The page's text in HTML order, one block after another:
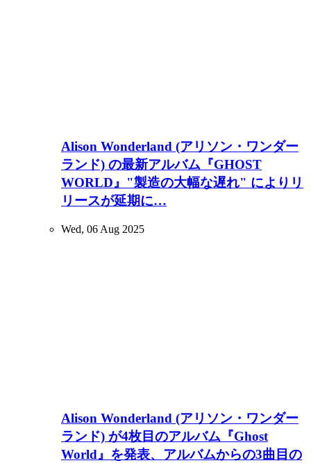
Alison Wonderland (アリソン・ワンダー
ランド) の最新アルバム『GHOST
WORLD』"製造の大幅な遅れ" によりリ
リースが延期に…
Wed, 06 Aug 2025
Alison Wonderland (アリソン・ワンダー
ランド) が4枚目のアルバム『Ghost
World』を発表、アルバムからの3曲目の